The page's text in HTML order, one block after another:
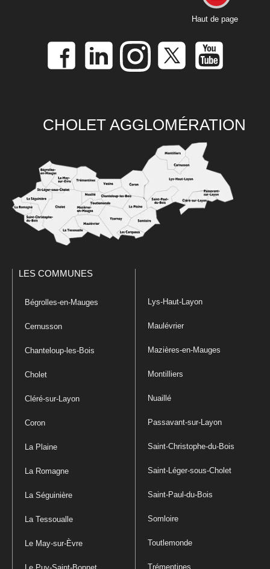
Haut de page
CHOLET AGGLOMÉRATION
LES COMMUNES
Bégrolles-en-Mauges
Cernusson
Chanteloup-les-Bois
Cholet
Cléré-sur-Layon
Coron
La Plaine
La Romagne
La Séguinière
La Tessoualle
Le May-sur-Èvre
Lys-Haut-Layon
Maulévrier
Mazières-en-Mauges
Montilliers
Nuaillé
Passavant-sur-Layon
Saint-Christophe-du-Bois
Saint-Léger-sous-Cholet
Saint-Paul-du-Bois
Somloire
Toutlemonde
Trémentines